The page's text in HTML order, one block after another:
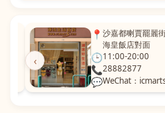
‹
📍 沙嘉都喇賈罷麗
海皇飯店對面
🕒11:00-20:00
📞28882877
💬WeChat：